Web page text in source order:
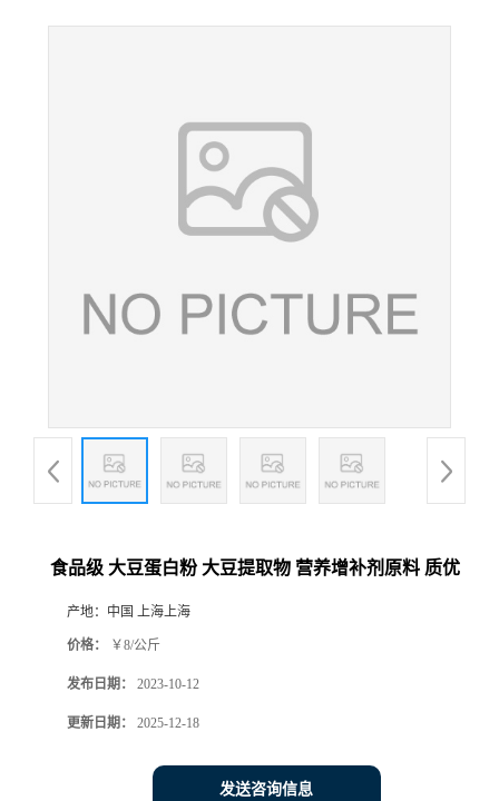
食品级 大豆蛋白粉 大豆提取物 营养增补剂原料 质优
产地： 中国 上海上海
价格： ￥8/公斤
发布日期： 2023-10-12
更新日期： 2025-12-18
发送咨询信息